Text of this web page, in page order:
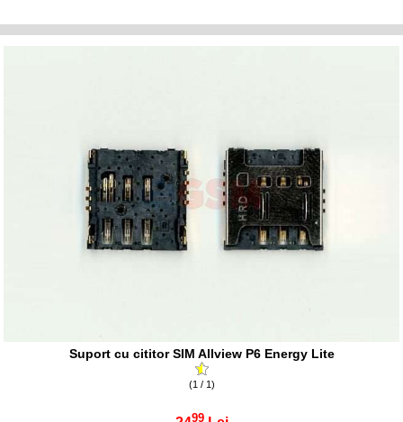
Suport cu cititor SIM Allview P6 Energy Lite
(1 / 1)
99